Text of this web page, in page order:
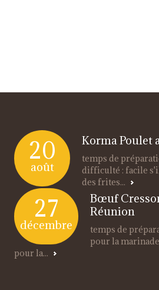
20
août
Korma Poulet
temps de
difficulté : facile
des frites...
27
décembre
Bœuf
Réunion
temps de
pour la
pour la...